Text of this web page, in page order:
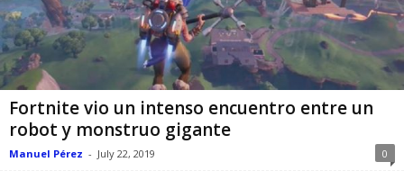
Fortnite vio un intenso encuentro entre un
robot y monstruo gigante
Manuel Pérez - July 22, 2019 0